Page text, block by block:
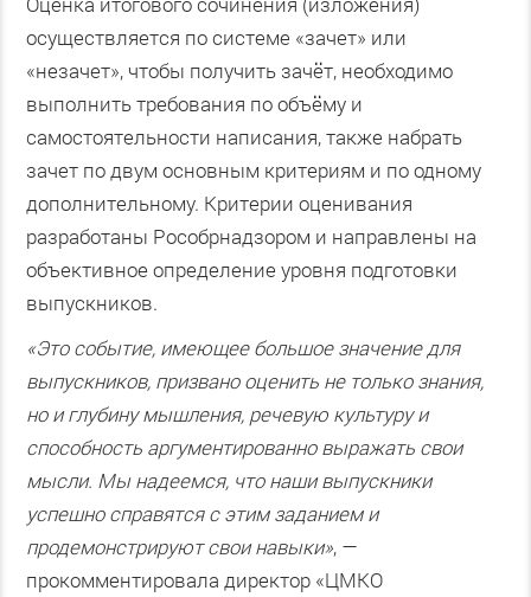
осуществляется по системе «зачет» или
«незачет», чтобы получить зачёт, необходимо
выполнить требования по объёму и
самостоятельности написания, также набрать
зачет по двум основным критериям и по одному
дополнительному. Критерии оценивания
разработаны Рособрнадзором и направлены на
объективное определение уровня подготовки
выпускников.
«Это событие, имеющее большое значение для
выпускников, призвано оценить не только знания,
но и глубину мышления, речевую культуру и
способность аргументированно выражать свои
мысли. Мы надеемся, что наши выпускники
успешно справятся с этим заданием и
продемонстрируют свои навыки», —
прокомментировала директор «ЦМКО